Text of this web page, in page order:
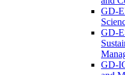
GD-
GD-
GD-